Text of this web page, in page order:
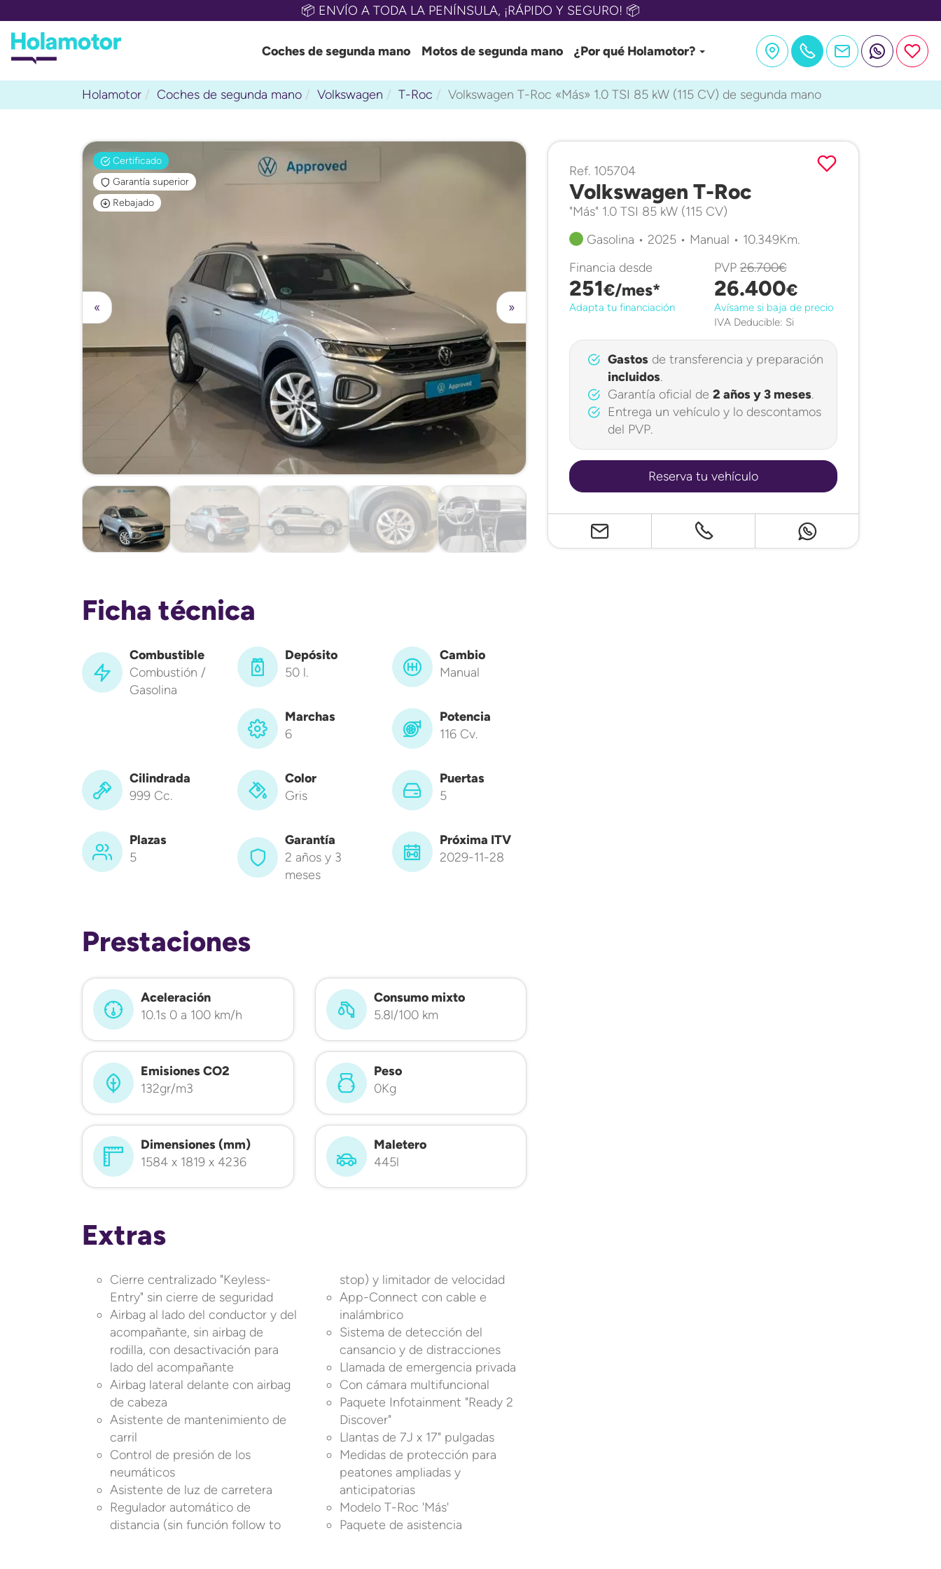
📦 ENVÍO A TODA LA PENÍNSULA, ¡RÁPIDO Y SEGURO! 📦
Coches de segunda mano Motos de segunda mano ¿Por qué Holamotor?
Holamotor Coches de segunda mano Volkswagen T-Roc Volkswagen T-Roc «Más» 1.0 TSI 85 kW (115 CV) de segunda mano
Certificado
Garantía superior
Rebajado
»
«
Ref. 105704
Volkswagen T-Roc
"Más" 1.0 TSI 85 kW (115 CV)
Gasolina • 2025 • Manual • 10.349Km.
Financia desde
251€/mes*
Adapta tu financiación
PVP26.700€
26.400€
Avísame si baja de precio
IVA Deducible: Si
Gastosde transferencia y preparación
incluidos.
Garantía oficial de 2 años y 3 meses.
Entrega un vehículo y lo descontamos
del PVP.
Reserva tu vehículo
Ficha técnica
Combustible
Combustión /
Gasolina
Depósito
50 l.
Cambio
Manual
Marchas
6
Potencia
116 Cv.
Cilindrada
999 Cc.
Color
Gris
Puertas
5
Plazas
5
Garantía
2 años y 3
meses
Próxima ITV
2029-11-28
Prestaciones
Aceleración
10.1s 0 a 100 km/h
Consumo mixto
5.8l/100 km
Emisiones CO2
132gr/m3
Peso
0Kg
Dimensiones (mm)
1584 x 1819 x 4236
Maletero
445l
Extras
Cierre centralizado "Keyless-
Entry" sin cierre de seguridad
Airbag al lado del conductor y del
acompañante, sin airbag de
rodilla, con desactivación para
lado del acompañante
Airbag lateral delante con airbag
de cabeza
Asistente de mantenimiento de
carril
Control de presión de los
neumáticos
Asistente de luz de carretera
Regulador automático de
distancia (sin función follow to
stop) y limitador de velocidad
App-Connect con cable e
inalámbrico
Sistema de detección del
cansancio y de distracciones
Llamada de emergencia privada
Con cámara multifuncional
Paquete Infotainment "Ready 2
Discover"
Llantas de 7J x 17" pulgadas
Medidas de protección para
peatones ampliadas y
anticipatorias
Modelo T-Roc 'Más'
Paquete de asistencia